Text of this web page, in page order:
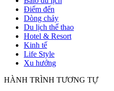
Điểm đến
Dòng chảy
Du lịch thể thao
Hotel & Resort
Kinh tế
Life Style
Xu hướng
HÀNH TRÌNH TƯƠNG TỰ